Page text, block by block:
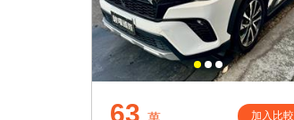
63 加入比較